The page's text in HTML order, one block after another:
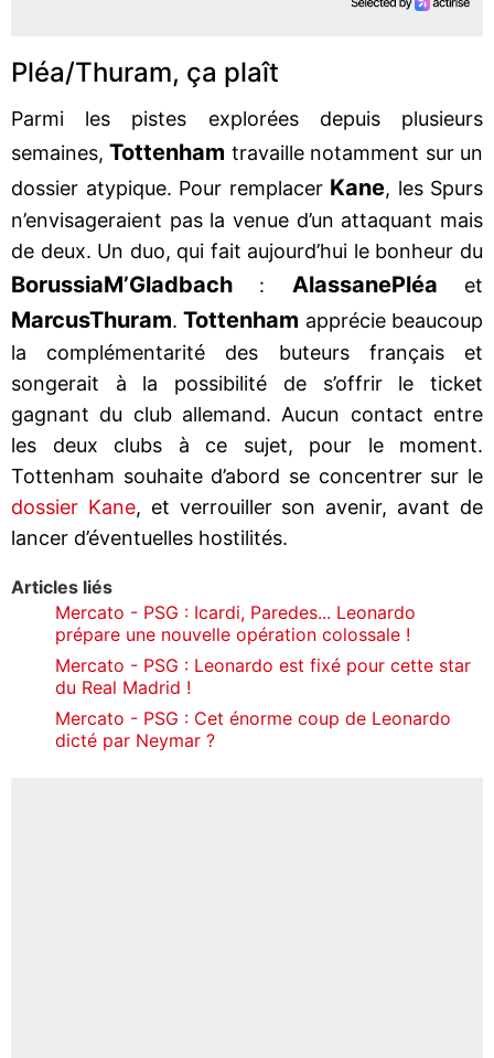
Pléa/Thuram, ça plaît
Parmi les pistes explorées depuis plusieurs
semaines,Tottenham travaille notamment sur un
dossier atypique. Pour remplacer Kane, les Spurs
n’envisageraient pas la venue d’un attaquant mais
de deux. Un duo, qui fait aujourd’hui le bonheur du
BorussiaM’Gladbach : AlassanePléa et
MarcusThuram.Tottenham apprécie beaucoup
la complémentarité des buteurs français et
songerait à la possibilité de s’offrir le ticket
gagnant du club allemand. Aucun contact entre
les deux clubs à ce sujet, pour le moment.
Tottenham souhaite d’abord se concentrer sur le
dossier Kane, et verrouiller son avenir, avant de
lancer d’éventuelles hostilités.
Articles liés
Mercato - PSG : Icardi, Paredes... Leonardo
prépare une nouvelle opération colossale !
Mercato - PSG : Leonardo est fixé pour cette star
du Real Madrid !
Mercato - PSG : Cet énorme coup de Leonardo
dicté par Neymar ?